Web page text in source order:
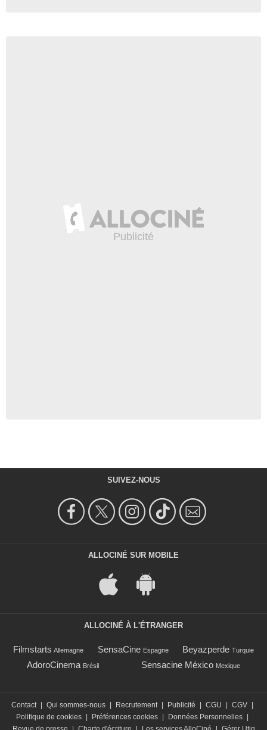
SUIVEZ-NOUS
ALLOCINÉ SUR MOBILE
ALLOCINÉ À L'ÉTRANGER
Filmstarts Allemagne SensaCine Espagne Beyazperde Turquie
AdoroCinema Brésil Sensacine México Mexique
Contact Qui sommes-nous Recrutement Publicité CGU CGV
Politique de cookies
Préférences cookies Données Personnelles